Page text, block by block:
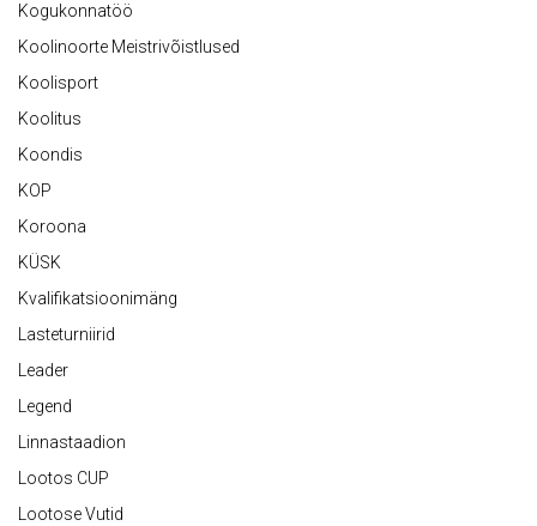
Kogukonnatöö
Koolinoorte Meistrivõistlused
Koolisport
Koolitus
Koondis
KOP
Koroona
KÜSK
Kvalifikatsioonimäng
Lasteturniirid
Leader
Legend
Linnastaadion
Lootos CUP
Lootose Vutid